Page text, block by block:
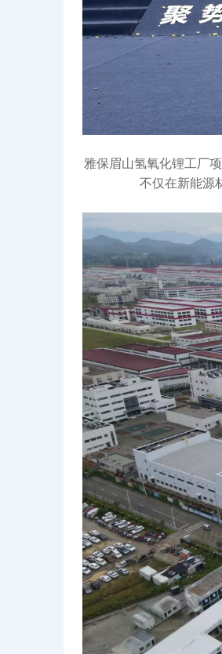
雅保眉山氢氧化锂工厂
不仅在新能源